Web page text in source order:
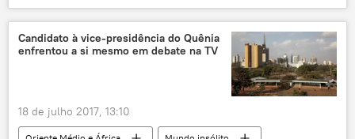
Salão aeroespacial MAKS 2017
Yuri Borisov
Ministério da Defesa
MAKS 2017
porta-aviões
caças
Candidato à vice-presidência do Quênia
enfrentou a si mesmo em debate na TV
18 de julho 2017, 13:10